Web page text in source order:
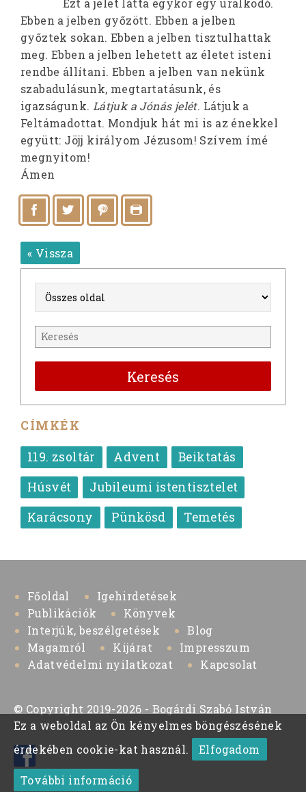
Ebben a jelben győzött. Ebben a jelben
győztek sokan. Ebben a jelben tisztulhattak
meg. Ebben a jelben lehetett az életet isteni
rendbe állítani. Ebben a jelben van nekünk
szabadulásunk, megtartatásunk, és
igazságunk. Látjuk a Jónás jelét. Látjuk a
Feltámadottat. Mondjuk hát mi is az énekkel
együtt: Jöjj királyom Jézusom! Szívem ímé
megnyitom!
Ámen
« Vissza
Keresés
CÍMKÉK
119. zsoltár
Advent
Beiktatás
Húsvét
Jubileumi istentisztelet
Karácsony
Pünkösd Temetés
Főoldal
Igehirdetések
Publikációk
Könyvek
Interjúk, beszélgetések
Blog
Magamról
Kijárat
Impresszum
Adatvédelmi nyilatkozat
Kapcsolat
© Copyright 2019-2026 - Bogárdi Szabó István
Ez a weboldal az Ön kényelmes böngészésének
érdekében cookie-kat használ.
Elfogadom
További információ